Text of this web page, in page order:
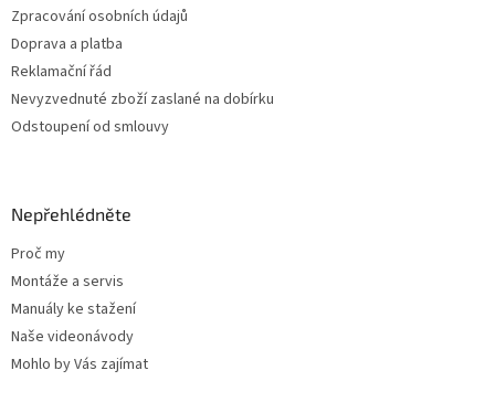
Zpracování osobních údajů
Doprava a platba
Reklamační řád
Nevyzvednuté zboží zaslané na dobírku
Odstoupení od smlouvy
Nepřehlédněte
Proč my
Montáže a servis
Manuály ke stažení
Naše videonávody
Mohlo by Vás zajímat